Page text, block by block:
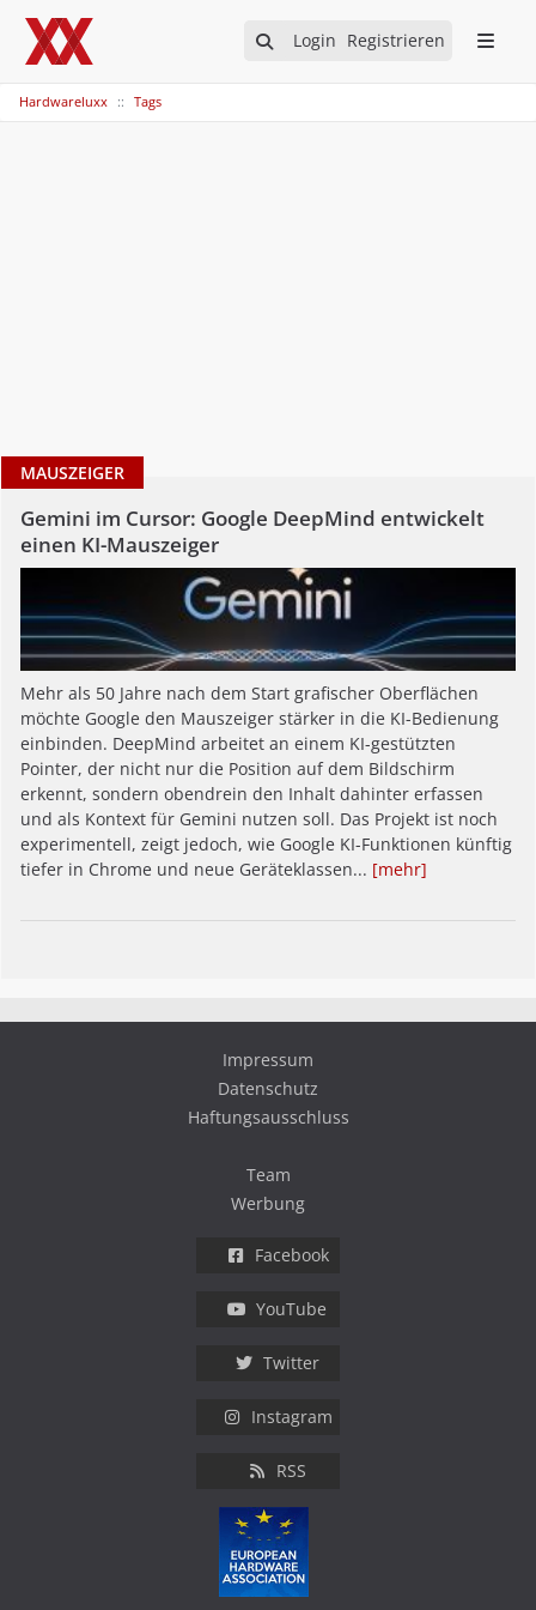
Login Registrieren
Hardwareluxx Tags
MAUSZEIGER
Gemini im Cursor: Google DeepMind entwickelt
einen KI-Mauszeiger
Mehr als 50 Jahre nach dem Start grafischer Oberflächen
möchte Google den Mauszeiger stärker in die KI-Bedienung
einbinden. DeepMind arbeitet an einem KI-gestützten
Pointer, der nicht nur die Position auf dem Bildschirm
erkennt, sondern obendrein den Inhalt dahinter erfassen
und als Kontext für Gemini nutzen soll. Das Projekt ist noch
experimentell, zeigt jedoch, wie Google KI-Funktionen künftig
tiefer in Chrome und neue Geräteklassen... [mehr]
Impressum
Datenschutz
Haftungsausschluss
Team
Werbung
Facebook
YouTube
Twitter
Instagram
RSS